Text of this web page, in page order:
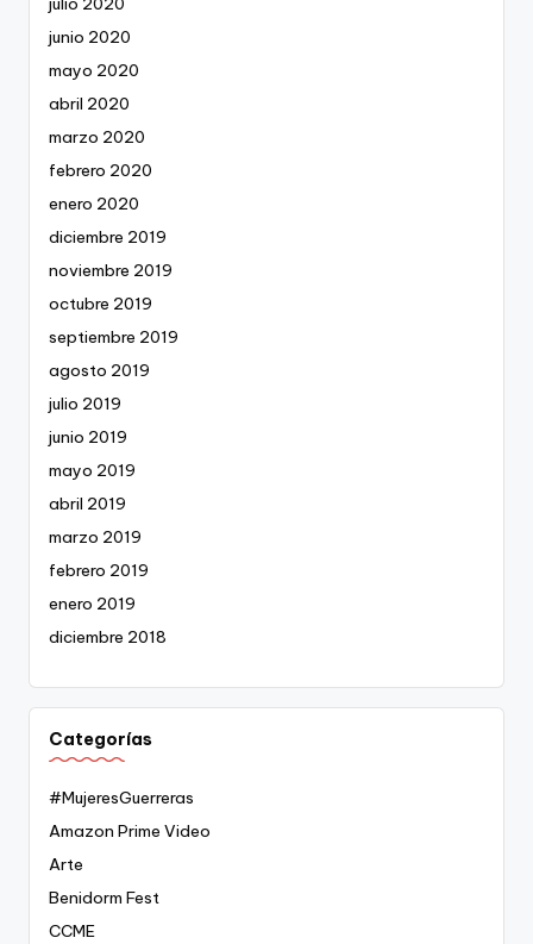
junio 2020
mayo 2020
abril 2020
marzo 2020
febrero 2020
enero 2020
diciembre 2019
noviembre 2019
octubre 2019
septiembre 2019
agosto 2019
julio 2019
junio 2019
mayo 2019
abril 2019
marzo 2019
febrero 2019
enero 2019
diciembre 2018
Categorías
#MujeresGuerreras
Amazon Prime Video
Arte
Benidorm Fest
CCME